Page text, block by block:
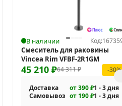
В наличии Код:
Смеситель для раковины
Vincea Rim VFBF-2R1GM
64 311₽
45 210 ₽ -30%
Доставка от 390 ₽1 - 3 дня
Самовывоз от 190 ₽1 - 3 дня